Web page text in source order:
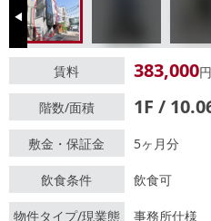
Previous
賃料 383,000
階数/面積 1F /
敷金・保証金 5ヶ月分
飲食条件 飲食可
物件タイプ/現業態 事務所仕様